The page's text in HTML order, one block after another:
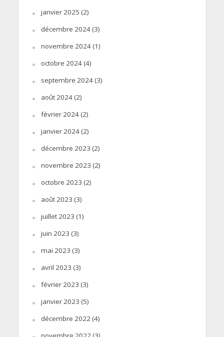
janvier 2025 (2)
décembre 2024(3)
novembre 2024(1)
octobre 2024(4)
septembre 2024(3)
août 2024(2)
février 2024(2)
janvier 2024(2)
décembre 2023 (2)
novembre 2023 (2)
octobre 2023 (2)
août 2023 (3)
juillet 2023 (1)
juin 2023 (3)
mai 2023 (3)
avril 2023 (3)
février 2023 (3)
janvier 2023 (5)
décembre 2022(4)